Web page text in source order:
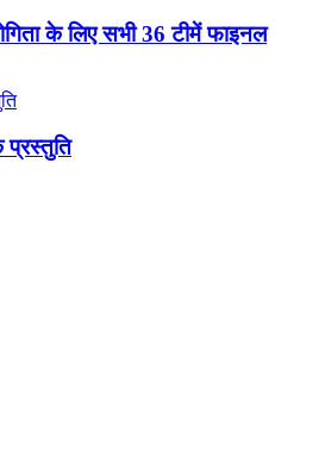
के लिए सभी 36 टीमें फाइनल